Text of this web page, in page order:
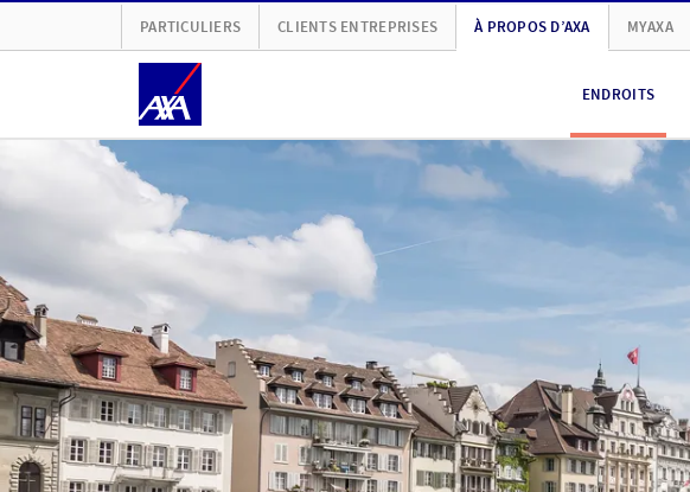
PARTICULIERS CLIENTS ENTREPRISES À PROPOS D’AXA MYAXA
ENDROITS